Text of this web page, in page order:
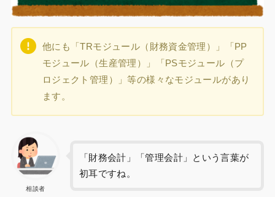
他にも「TRモジュール（財務資金管理）」「PP
モジュール（生産管理）」「PSモジュール（プ
ロジェクト管理）」等の様々なモジュールがあり
ます。
相談者
「財務会計」「管理会計」という言葉が
初耳ですね。